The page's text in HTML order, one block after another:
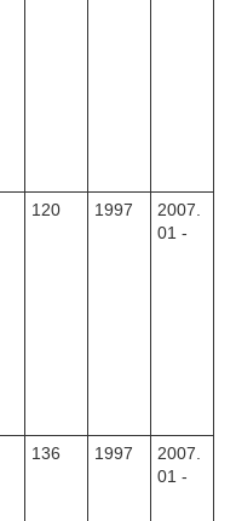
120 1997
2007.
01 -
136 1997
2007.
01 -